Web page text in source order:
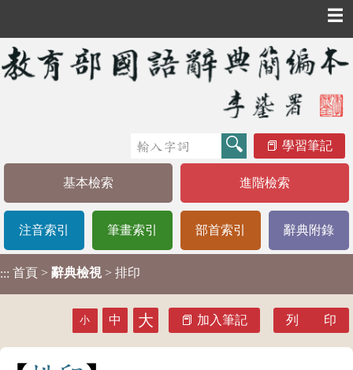
☰
學習筆記
基本檢索 進階檢索
注音索引 筆畫索引 部首索引 辭典附錄
::: 首頁 > 辭典檢視 > 排印
小 中 大 加入筆記 列 印